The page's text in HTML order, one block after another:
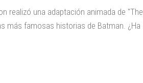
realizó una adaptación animada de "The
más famosas historias de Batman. ¿Ha